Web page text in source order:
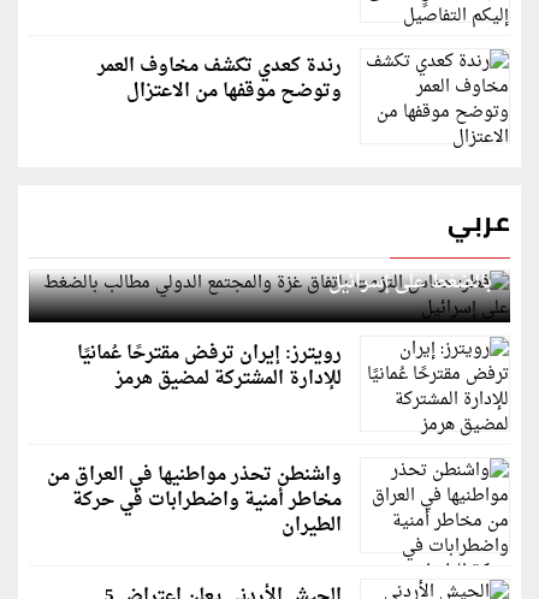
رندة كعدي تكشف مخاوف العمر
وتوضح موقفها من الاعتزال
عربي
قطر: حماس التزمت باتفاق غزة والمجتمع الدولي مطالب
بالضغط على إسرائيل
رويترز: إيران ترفض مقترحًا عُمانيًا
للإدارة المشتركة لمضيق هرمز
واشنطن تحذر مواطنيها في العراق من
مخاطر أمنية واضطرابات في حركة
الطيران